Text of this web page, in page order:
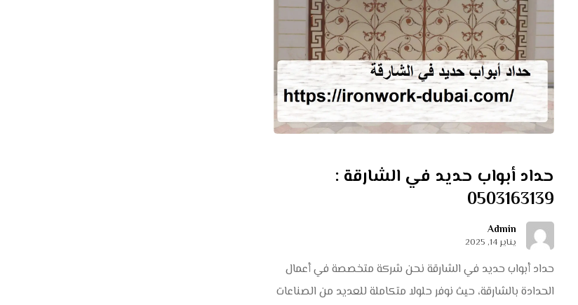
حداد أبواب حديد في الشارقة :
0503163139
Admin
يناير 14, 2025
حداد أبواب حديد في الشارقة نحن شركة متخصصة في أعمال
الحدادة بالشارقة، حيث نوفر حلولا متكاملة للعديد من الصناعات